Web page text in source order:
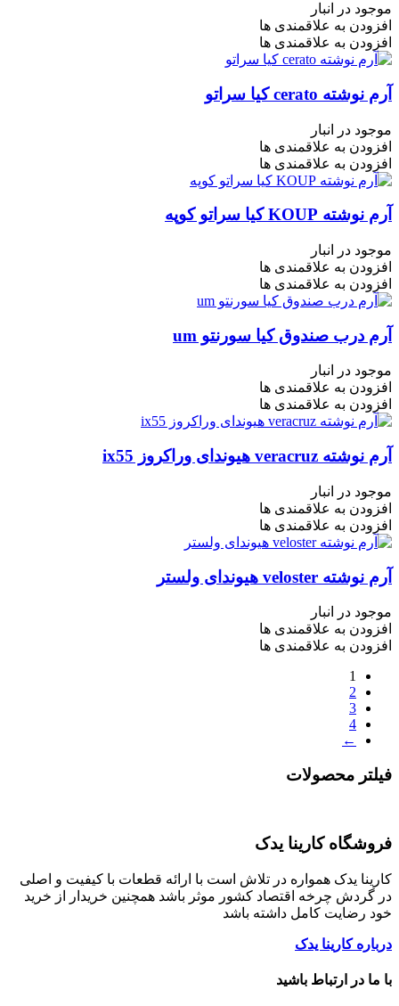
موجود در انبار
افزودن به علاقمندی ها
افزودن به علاقمندی ها
آرم نوشته cerato کیا سراتو
موجود در انبار
افزودن به علاقمندی ها
افزودن به علاقمندی ها
آرم نوشته KOUP کیا سراتو کوپه
موجود در انبار
افزودن به علاقمندی ها
افزودن به علاقمندی ها
آرم درب صندوق کیا سورنتو um
موجود در انبار
افزودن به علاقمندی ها
افزودن به علاقمندی ها
آرم نوشته veracruz هیوندای وراکروز ix55
موجود در انبار
افزودن به علاقمندی ها
افزودن به علاقمندی ها
آرم نوشته veloster هیوندای ولستر
موجود در انبار
افزودن به علاقمندی ها
افزودن به علاقمندی ها
1
2
3
4
←
فیلتر محصولات
فروشگاه کارینا یدک
کارینا یدک همواره در تلاش است با ارائه قطعات با کیفیت و اصلی
در گردش چرخه اقتصاد کشور موثر باشد همچنین خریدار از خرید
خود رضایت کامل داشته باشد
درباره کارینا یدک
با ما در ارتباط باشید